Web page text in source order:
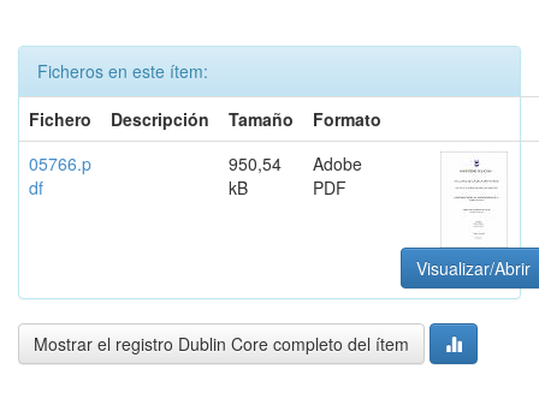
Ficheros en este ítem:
Fichero
Descripción Tamaño
Formato
05766.p
df
950,54
kB
Adobe
PDF
Visualizar/Abrir
Mostrar el registro Dublin Core completo del ítem